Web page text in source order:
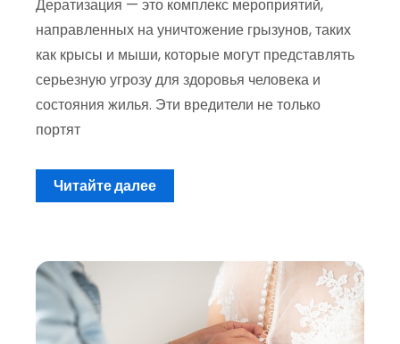
Дератизация — это комплекс мероприятий,
направленных на уничтожение грызунов, таких
как крысы и мыши, которые могут представлять
серьезную угрозу для здоровья человека и
состояния жилья. Эти вредители не только
портят
Читайте далее